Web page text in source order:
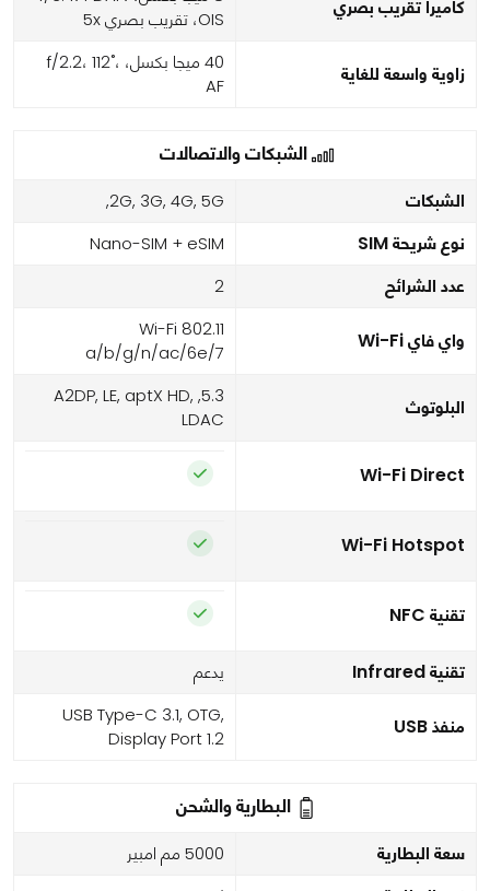
كاميرا تقريب بصري
OIS، تقريب بصري 5x
زاوية واسعة للغاية
40 ميجا بكسل، f/2.2، 112˚،
AF
الشبكات والاتصالات
الشبكات 2G, 3G, 4G, 5G,
نوع شريحة SIM Nano-SIM + eSIM
عدد الشرائح 2
واي فاي Wi-Fi
Wi-Fi 802.11
a/b/g/n/ac/6e/7
البلوتوث
5.3, A2DP, LE, aptX HD,
LDAC
Wi-Fi Direct
Wi-Fi Hotspot
تقنية NFC
تقنية Infrared يدعم
منفذ USB
USB Type-C 3.1, OTG,
Display Port 1.2
البطارية والشحن
سعة البطارية 5000 مم امبير